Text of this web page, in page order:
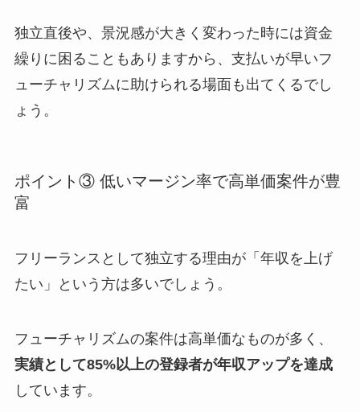
独立直後や、景況感が大きく変わった時には資金
繰りに困ることもありますから、支払いが早いフ
ューチャリズムに助けられる場面も出てくるでし
ょう。
ポイント③ 低いマージン率で高単価案件が豊
富
フリーランスとして独立する理由が「年収を上げ
たい」という方は多いでしょう。
フューチャリズムの案件は高単価なものが多く、
実績として85%以上の登録者が年収アップを達成
しています。